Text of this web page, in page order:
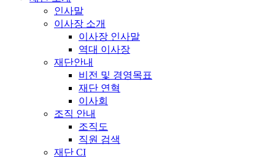
인사말
이사장 소개
이사장 인사말
역대 이사장
재단안내
비전 및 경영목표
재단 연혁
이사회
조직 안내
조직도
직원 검색
재단 CI